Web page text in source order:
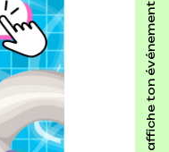
affiche ton événement